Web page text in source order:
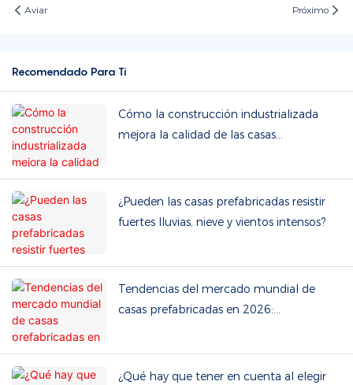
Aviar Próximo
Recomendado Para Ti
Cómo la construcción industrializada
mejora la calidad de las casas
¿Pueden las casas prefabricadas resistir
fuertes lluvias, nieve y vientos intensos?
Tendencias del mercado mundial de
casas prefabricadas en 2026:
costes.
¿Qué hay que tener en cuenta al elegir